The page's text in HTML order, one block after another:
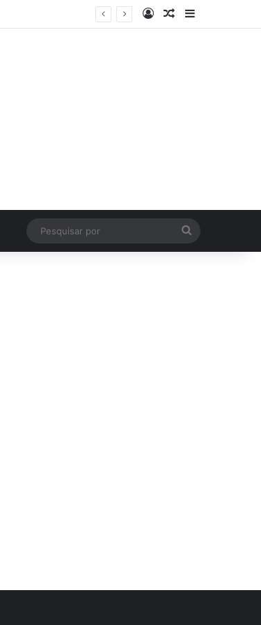
Log InArtigo Aleatório
Sidebar
por